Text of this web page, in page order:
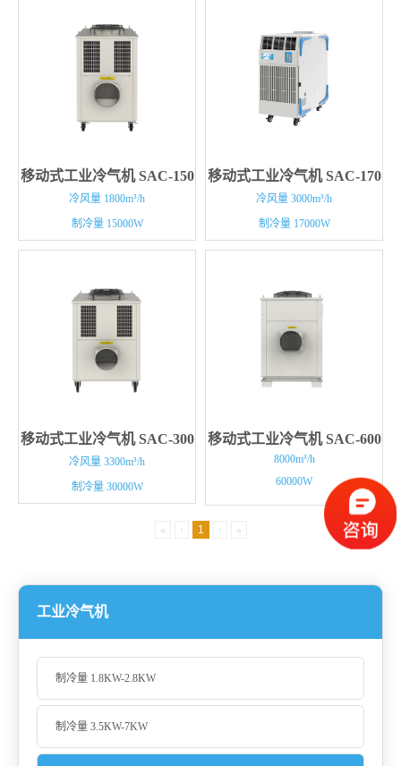
移动式工业冷气机 SAC-150
冷风量 1800m³/h
制冷量 15000W
移动式工业冷气机 SAC-170
冷风量 3000m³/h
制冷量 17000W
移动式工业冷气机 SAC-300
冷风量 3300m³/h
制冷量 30000W
移动式工业冷气机 SAC-600
8000m³/h
60000W
« ‹ 1 › »
工业冷气机
制冷量 1.8KW-2.8KW
制冷量 3.5KW-7KW